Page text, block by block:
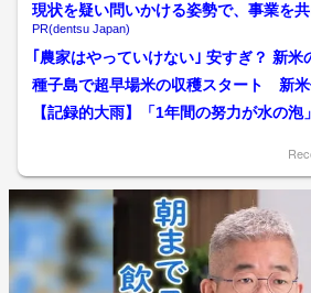
現状を疑い問いかける姿勢で、事業を
ーへ
PR(dentsu Japan)
｢農家はやっていけない｣ 安すぎ？ 新
らは不安の声 コメ余...
種子島で超早場米の収穫スタート 新
通し 農家は経費上昇に悩...
【記録的大雨】「1年間の努力が水の